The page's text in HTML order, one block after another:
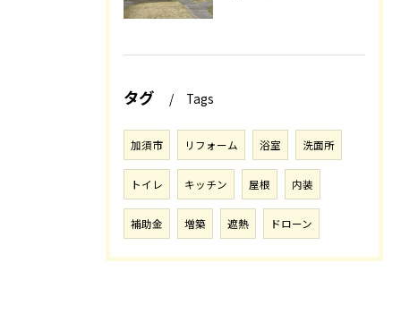
タグ Tags
加須市 リフォーム 浴室 洗面所
トイレ キッチン 屋根 内装
補助金 増築 遮熱 ドローン